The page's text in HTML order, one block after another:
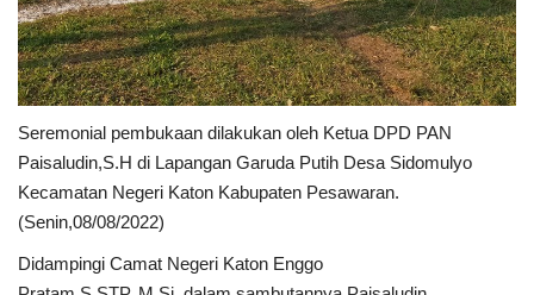
Seremonial pembukaan dilakukan oleh Ketua DPD PAN
Paisaludin,S.H di Lapangan Garuda Putih Desa Sidomulyo
Kecamatan Negeri Katon Kabupaten Pesawaran.
(Senin,08/08/2022)
Didampingi Camat Negeri Katon Enggo